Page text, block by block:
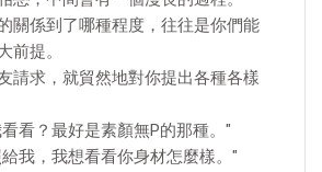
關係到了哪種程度，往往是你們能
前提。
請求，就貿然地對你提出各種各樣
看？最好是素顏無P的那種。"
我，我想看看你身材怎麼樣。"